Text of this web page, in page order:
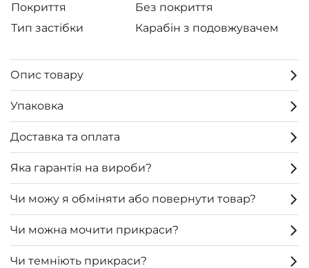
Покриття
Без покриття
Тип застібки
Карабін з подовжувачем
Опис товару
Упаковка
Доставка та оплата
Яка гарантія на вироби?
Чи можу я обміняти або повернути товар?
Чи можна мочити прикраси?
Чи темніють прикраси?